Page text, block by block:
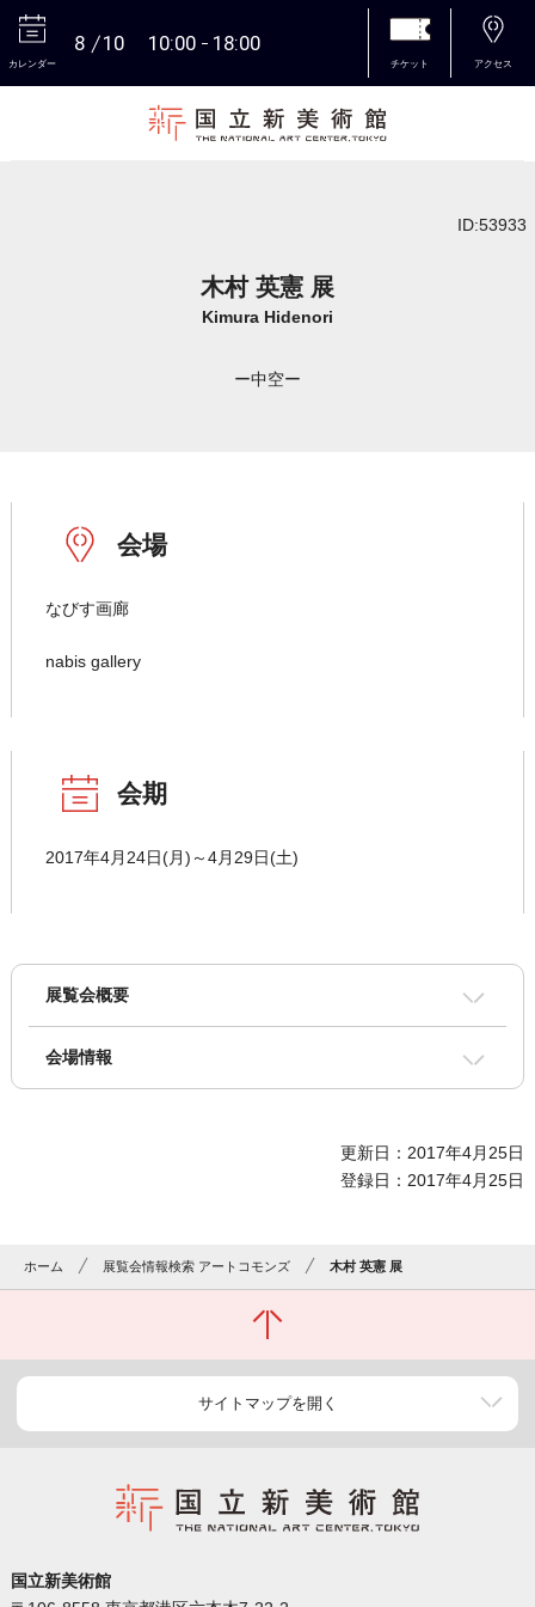
カレンダー
8 10 10:00 18:00
チケット アクセス
ID:53933
木村 英憲 展
Kimura Hidenori
ー中空ー
会場
なびす画廊
nabis gallery
会期
2017年4月24日(月)～4月29日(土)
展覧会概要
会場情報
更新日：2017年4月25日
登録日：2017年4月25日
ホーム 展覧会情報検索 アートコモンズ 木村 英憲 展
サイトマップを開く
国立新美術館